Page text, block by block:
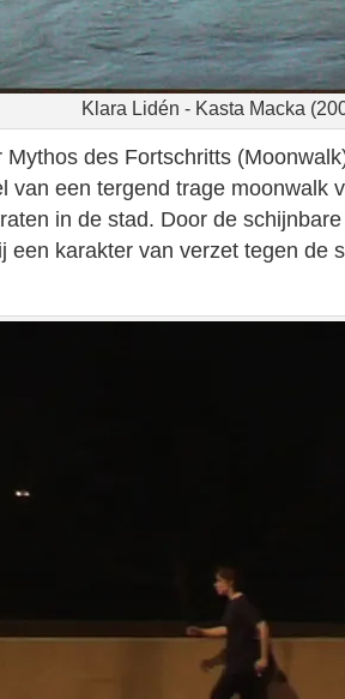
Klara Lidén - Kasta Macka
Mythos des Fortschritts
van een tergend trage moonwalk
in de stad. Door de
een karakter van verzet tegen de